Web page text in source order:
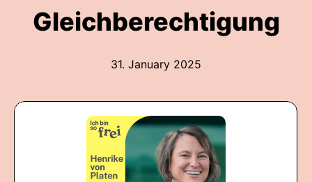
Gleichberechtigung
31. January 2025